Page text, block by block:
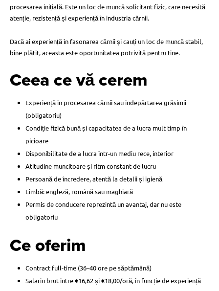
procesarea inițială. Este un loc de muncă solicitant fizic, care necesită
atenție, rezistență și experiență în industria cărnii.
Dacă ai experiență în fasonarea cărnii și cauți un loc de muncă stabil,
bine plătit, aceasta este oportunitatea potrivită pentru tine.
Ceea ce vă cerem
Experiență în procesarea cărnii sau îndepărtarea grăsimii
(obligatoriu)
Condiție fizică bună și capacitatea de a lucra mult timp în
picioare
Disponibilitate de a lucra într-un mediu rece, interior
Atitudine muncitoare și ritm constant de lucru
Persoană de încredere, atentă la detalii și igienă
Limbă: engleză, română sau maghiară
Permis de conducere reprezintă un avantaj, dar nu este
obligatoriu
Ce oferim
Contract full-time (36–40 ore pe săptămână)
Salariu brut între €16,62 și €18,00/oră, în funcție de experiență